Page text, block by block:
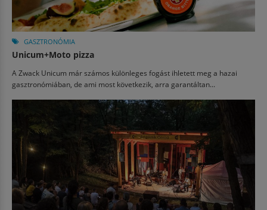
GASZTRONÓMIA
Unicum+Moto pizza
A Zwack Unicum már számos különleges fogást ihletett meg a hazai
gasztronómiában, de ami most következik, arra garantáltan...